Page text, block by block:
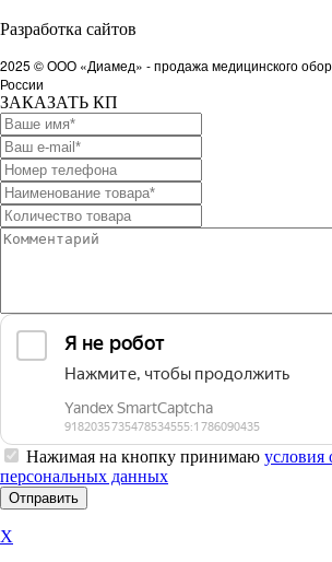
Разработка сайтов
2025 © ООО «Диамед» - продажа медицинского
России
ЗАКАЗАТЬ КП
Нажимая на кнопку принимаю условия
персональных данных
X